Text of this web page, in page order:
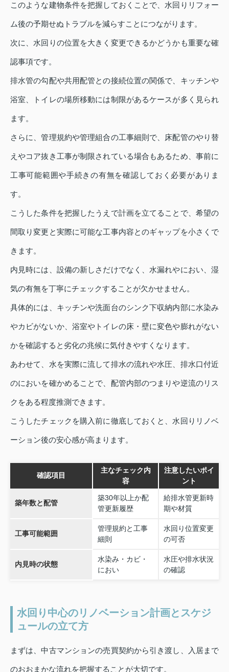
このような建物条件を把握しておくことで、水回りリフォー
ム後の予期せぬトラブルを減らすことにつながります。
次に、水回りの位置を大きく変更できるかどうかも重要な確
認事項です。
排水管の勾配や共用配管との接続位置の関係で、キッチンや
浴室、トイレの場所移動には制限があるケースが多く見られ
ます。
さらに、管理規約や管理組合の工事細則で、床配管のやり替
えやコア抜き工事が制限されている場合もあるため、事前に
工事可能範囲や手続きの有無を確認しておく必要がありま
す。
こうした条件を把握したうえで計画を立てることで、希望の
間取り変更と実際に可能な工事内容とのギャップを小さくで
きます。
内見時には、設備の新しさだけでなく、水漏れやにおい、湿
気の有無を丁寧にチェックすることが欠かせません。
具体的には、キッチンや洗面台のシンク下収納内部に水染み
やカビがないか、浴室やトイレの床・壁に変色や膨れがない
かを確認すると劣化の兆候に気付きやすくなります。
あわせて、水を実際に流して排水の流れや水圧、排水口付近
のにおいを確かめることで、配管内部のつまりや逆流のリス
クをある程度推測できます。
こうしたチェックを購入前に徹底しておくと、水回りリノベ
ーション後の安心感が高まります。
確認項目
主なチェック内
容
注意したいポイ
ント
築年数と配管
築30年以上か配
管更新履歴
給排水管更新時
期や材質
工事可能範囲
管理規約と工事
細則
水回り位置変更
の可否
内見時の状態
水染み・カビ・
におい
水圧や排水状況
の確認
水回り中心のリノベーション計画とスケジ
ュールの立て方
まずは、中古マンションの売買契約から引き渡し、入居まで
のおおまかな流れを把握することが大切です。